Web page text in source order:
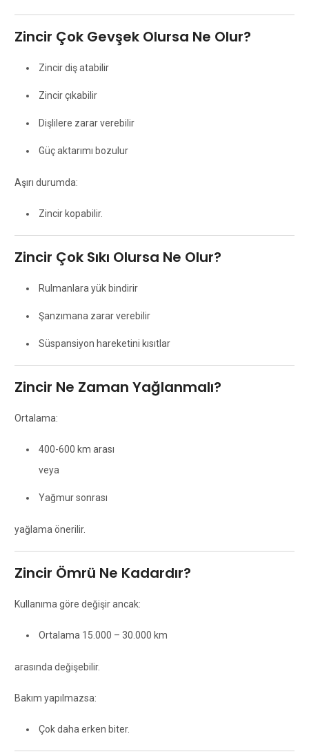
Zincir Çok Gevşek Olursa Ne Olur?
Zincir diş atabilir
Zincir çıkabilir
Dişlilere zarar verebilir
Güç aktarımı bozulur
Aşırı durumda:
Zincir kopabilir.
Zincir Çok Sıkı Olursa Ne Olur?
Rulmanlara yük bindirir
Şanzımana zarar verebilir
Süspansiyon hareketini kısıtlar
Zincir Ne Zaman Yağlanmalı?
Ortalama:
400-600 km arası
veya
Yağmur sonrası
yağlama önerilir.
Zincir Ömrü Ne Kadardır?
Kullanıma göre değişir ancak:
Ortalama 15.000 – 30.000 km
arasında değişebilir.
Bakım yapılmazsa:
Çok daha erken biter.